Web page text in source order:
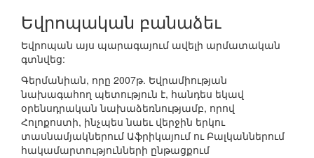
Եվրոպական բանաձեւ
Եվրոպան այս պարագայում ավելի արմատական
գտնվեց:
Գերմանիան, որը 2007թ. Եվրամիության
նախագահող պետություն է, հանդես եկավ
օրենսդրական նախաձեռնությամբ, որով
Հոլոքոստի, ինչպես նաեւ վերջին երկու
տասնամյակներում Աֆրիկայում ու Բալկաններում
հակամարտությունների ընթացքում